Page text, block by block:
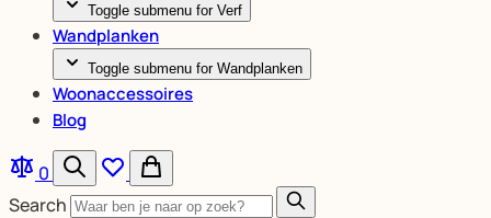
Toggle submenu for Verf
Wandplanken
Toggle submenu for Wandplanken
Woonaccessoires
Blog
0
Search